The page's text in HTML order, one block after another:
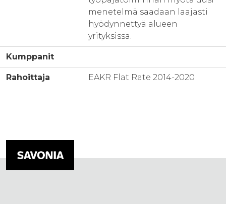
menetelmä saadaan laajasti
hyödynnettyä alueen
yrityksissä.
Kumppanit
Rahoittaja EAKR Flat Rate 2014-2020